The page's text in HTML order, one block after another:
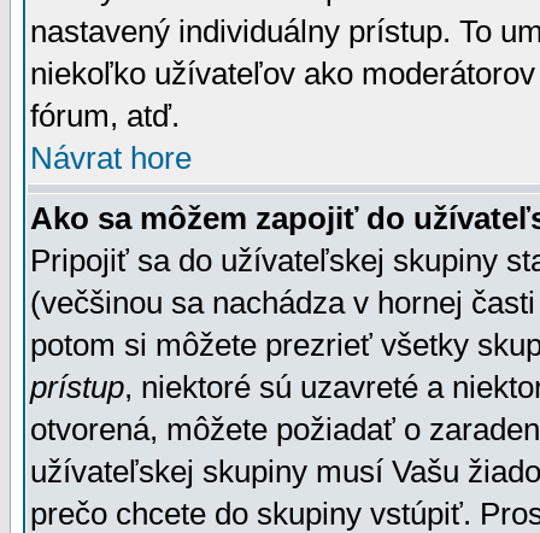
nastavený individuálny prístup. To
niekoľko užívateľov ako
fórum, atď.
Návrat hore
Ako sa môžem zapojiť do
Pripojiť sa do užívateľskej skupiny
(večšinou sa nachádza v hornej
potom si môžete prezrieť všetky
prístup, niektoré sú uzavreté a
otvorená, môžete požiadať o
užívateľskej skupiny musí Vašu
prečo chcete do skupiny vstúpiť.